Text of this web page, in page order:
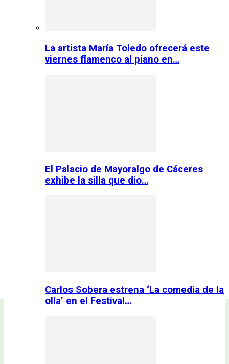
La artista María Toledo ofrecerá este
viernes flamenco al piano en…
El Palacio de Mayoralgo de Cáceres
exhibe la silla que dio…
Carlos Sobera estrena ‘La comedia de la
olla’ en el Festival…